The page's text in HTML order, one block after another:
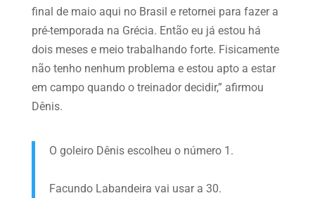
final de maio aqui no Brasil e retornei para fazer a
pré-temporada na Grécia. Então eu já estou há
dois meses e meio trabalhando forte. Fisicamente
não tenho nenhum problema e estou apto a estar
em campo quando o treinador decidir,” afirmou
Dênis.
O goleiro Dênis escolheu o número 1.
Facundo Labandeira vai usar a 30.